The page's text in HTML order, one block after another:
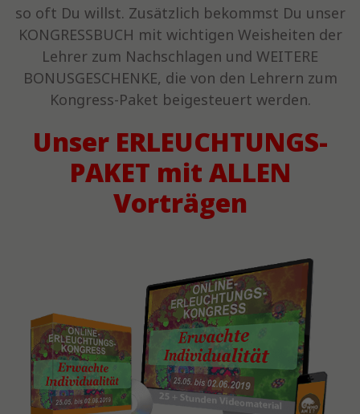
so oft Du willst. Zusätzlich bekommst Du unser
KONGRESSBUCH mit wichtigen Weisheiten der
Lehrer zum Nachschlagen und WEITERE
BONUSGESCHENKE, die von den Lehrern zum
Kongress-Paket beigesteuert werden.
Unser ERLEUCHTUNGS-
PAKET mit ALLEN
Vorträgen